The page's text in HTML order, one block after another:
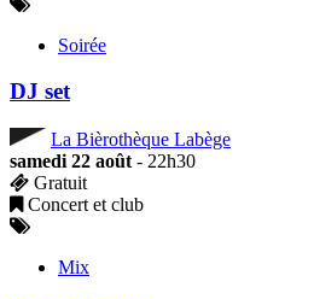
Soirée
DJ set
La Bièrothèque Labège
samedi 22 août - 22h30
Gratuit
Concert et club
Mix